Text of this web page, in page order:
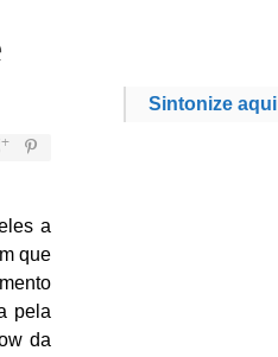
a
que
pela
da
Sintonize aqui